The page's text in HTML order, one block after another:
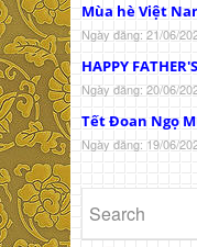
Mùa hè Việt
Ngày đăng: 21/06/
HAPPY
Ngày đăng: 20/06/
Tết Đoan Ngọ
Ngày đăng: 19/06/